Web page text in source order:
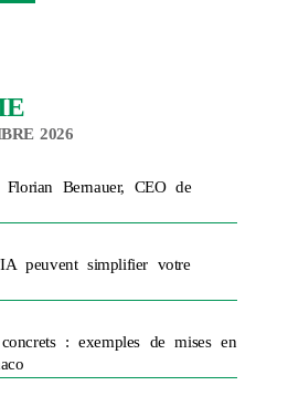
2026
Bernauer, CEO de
peuvent simplifier votre
: exemples de mises en